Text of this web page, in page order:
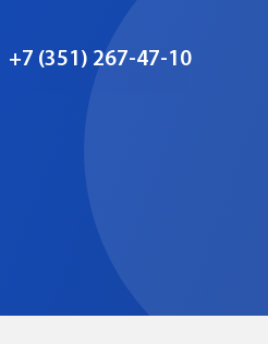
+7 (351) 267-47-10